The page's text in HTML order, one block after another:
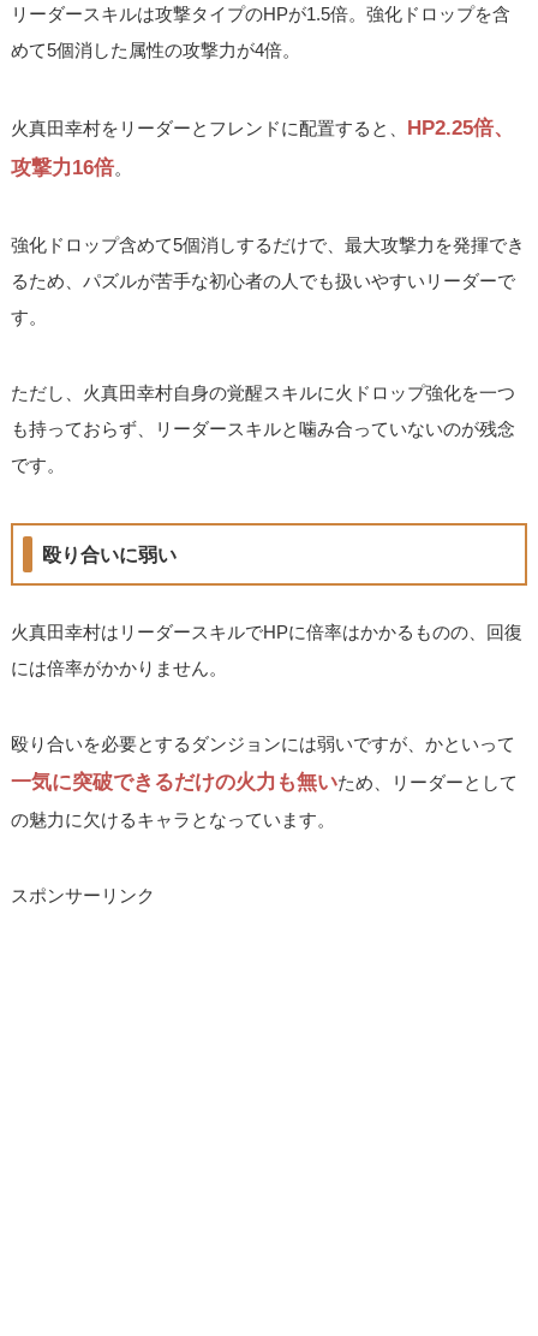
リーダースキルは攻撃タイプのHPが1.5倍。強化ドロップを含
めて5個消した属性の攻撃力が4倍。
火真田幸村をリーダーとフレンドに配置すると、 HP2.25倍、
攻撃力16倍。
強化ドロップ含めて5個消しするだけで、最大攻撃力を発揮でき
るため、パズルが苦手な初心者の人でも扱いやすいリーダーで
す。
ただし、火真田幸村自身の覚醒スキルに火ドロップ強化を一つ
も持っておらず、リーダースキルと噛み合っていないのが残念
です。
殴り合いに弱い
火真田幸村はリーダースキルでHPに倍率はかかるものの、回復
には倍率がかかりません。
殴り合いを必要とするダンジョンには弱いですが、かといって
一気に突破できるだけの火力も無いため、リーダーとして
の魅力に欠けるキャラとなっています。
スポンサーリンク